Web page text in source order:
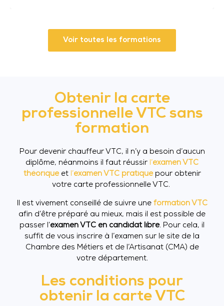
Voir toutes les formations
Obtenir la carte
professionnelle VTC sans
formation
Pour devenir chauffeur VTC, il n’y a besoin d’aucun
diplôme, néanmoins il faut réussir l’examen VTC
théoriqueet l’examen VTC pratiquepour obtenir
votre carte professionnelle VTC.
Il est vivement conseillé de suivre une formation VTC
afin d’être préparé au mieux, mais il est possible de
passer l’examen VTC en candidat libre. Pour cela, il
suffit de vous inscrire à l’examen sur le site de la
Chambre des Métiers et de l’Artisanat (CMA) de
votre département.
Les conditions pour
obtenir la carte VTC